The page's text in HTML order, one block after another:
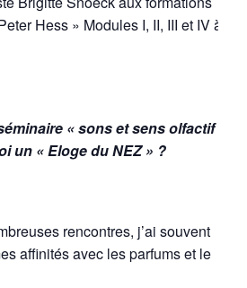
Hess » Modules I, II, III et IV à
« sons et sens olfactif »
un « Eloge du NEZ » ?
rencontres, j’ai souvent
affinités avec les parfums et le